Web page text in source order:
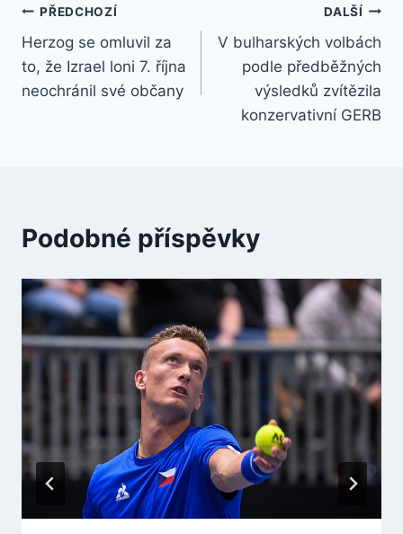
Navigace
pro
příspěvek
PŘEDCHOZÍ
Herzog se omluvil za
to, že Izrael loni 7. října
neochránil své občany
DALŠÍ
V bulharských volbách
podle předběžných
výsledků zvítězila
konzervativní GERB
Podobné příspěvky